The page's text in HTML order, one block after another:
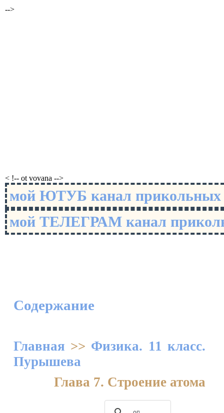
-->
< !-- ot vovana -->
мой ЮТУБ канал
мой ТЕЛЕГРАМ канал
Содержание
Главная >> Физика. 11 класс.
Пурышева
Глава 7. Строение атома